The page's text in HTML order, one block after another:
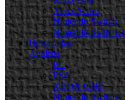
Xbox Series
Nintendo Switch
Nintendo Switch 2
Destacadas
Análisis
PC
PS4
XBOX ONE
Nintendo Switch